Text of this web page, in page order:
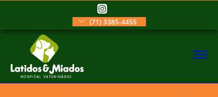
(71) 3385-4455